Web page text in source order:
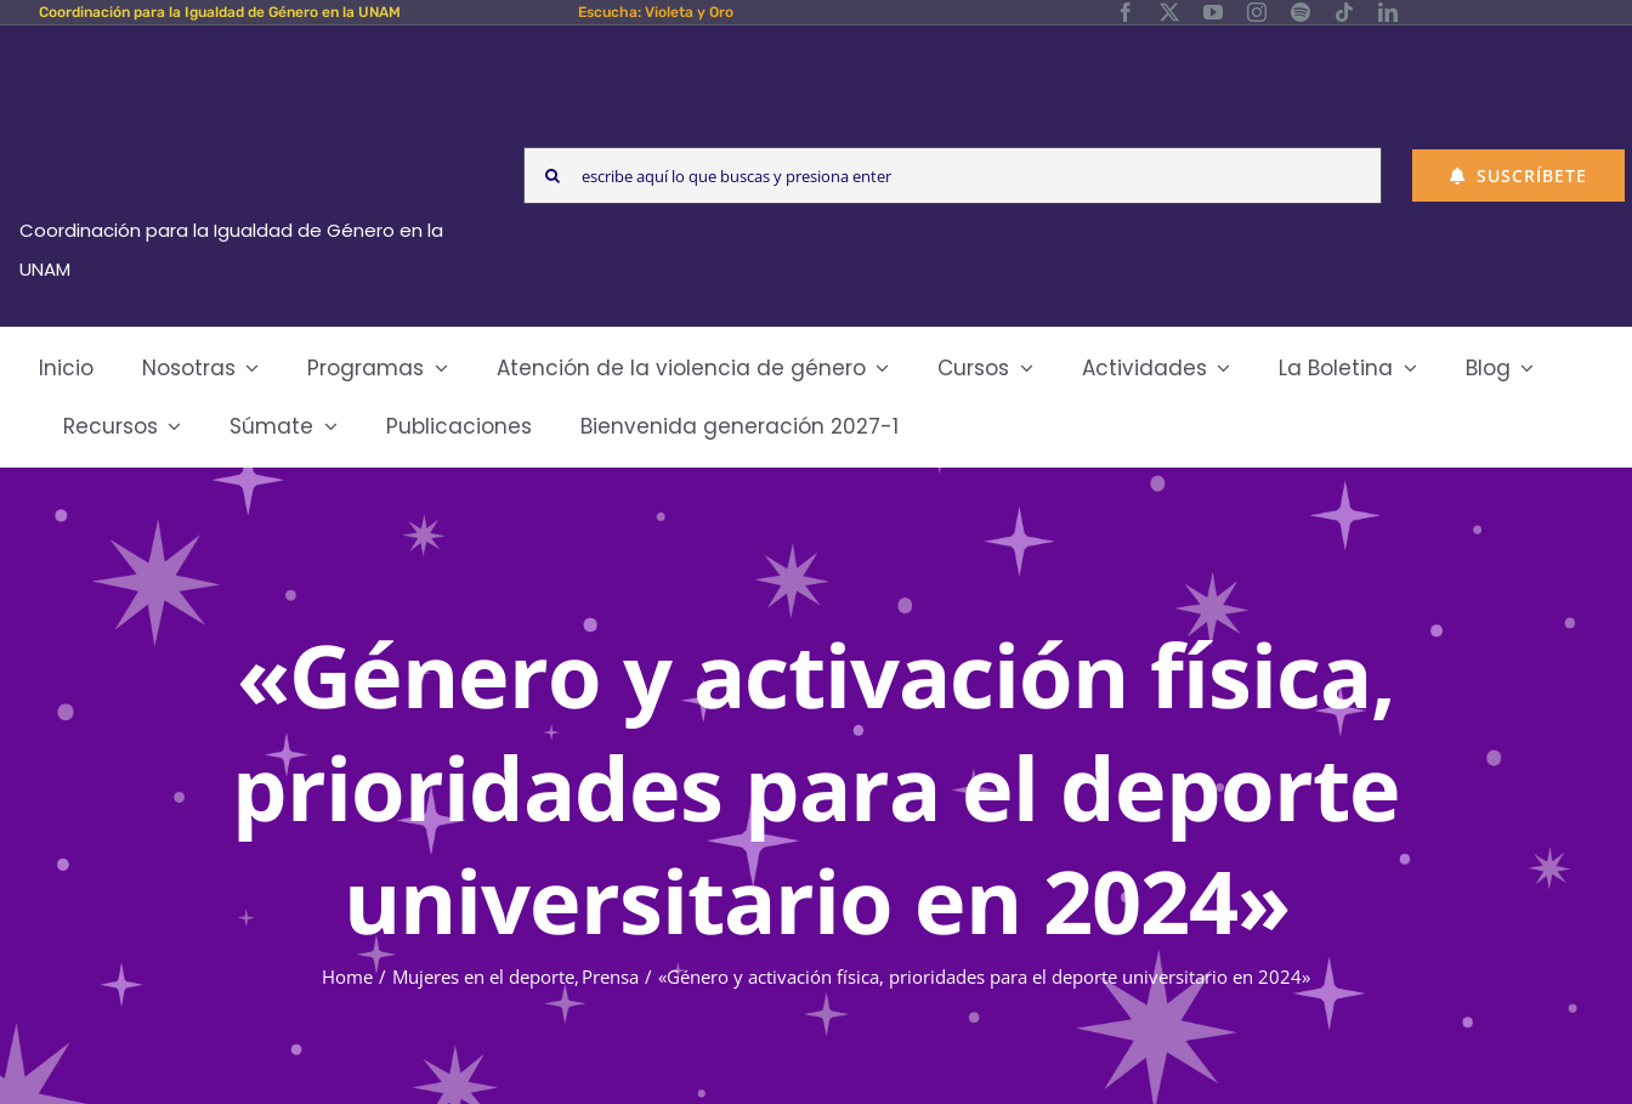
Skip Coordinación para la Igualdad de Género en la UNAM Escucha: Violeta y Oro
Coordinación para la Igualdad de Género en la
UNAM
Search
for:
SUSCRÍBETE
Inicio Nosotras Programas Atención de la violencia de género Cursos Actividades La Boletina
Blog
Recursos
Súmate Publicaciones Bienvenida generación 2027-1
«Género y activación física,
prioridades para el deporte
universitario en 2024»
Home Mujeres en el deporte Prensa «Género y activación física, prioridades para el deporte universitario en 2024»